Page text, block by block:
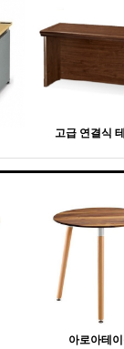
고급 연결식
아로아테